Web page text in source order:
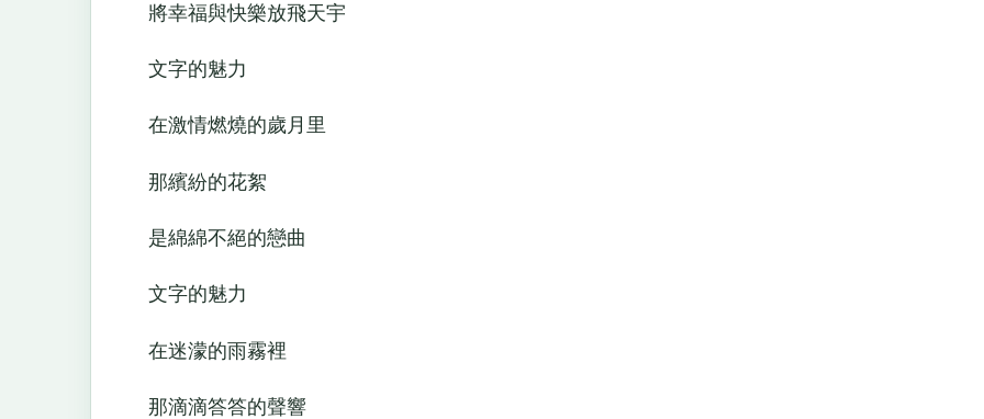
將幸福與快樂放飛天宇
文字的魅力
在激情燃燒的歲月里
那繽紛的花絮
是綿綿不絕的戀曲
文字的魅力
在迷濛的雨霧裡
那滴滴答答的聲響